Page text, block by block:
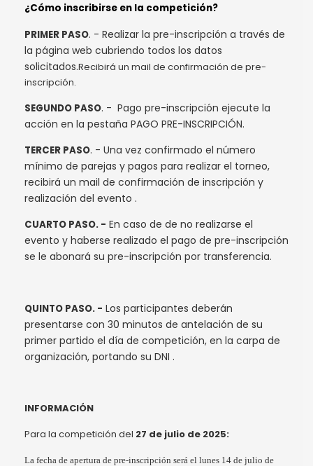
¿Cómo inscribirse en la competición?
PRIMER PASO. - Realizar la pre-inscripción a través de
la página web cubriendo todos los datos
solicitados.Recibirá un mail de confirmación de pre-
inscripción.
SEGUNDO PASO. - Pago pre-inscripción ejecute la
acción en la pestaña PAGO PRE-INSCRIPCIÓN.
TERCER PASO. - Una vez confirmado el número
mínimo de parejas y pagos para realizar el torneo,
recibirá un mail de confirmación de inscripción y
realización del evento .
CUARTO PASO. - En caso de de no realizarse el
evento y haberse realizado el pago de pre-inscripción
se le abonará su pre-inscripción por transferencia.
QUINTO PASO. - Los participantes deberán
presentarse con 30 minutos de antelación de su
primer partido el día de competición, en la carpa de
organización, portando su DNI .
INFORMACIÓN
Para la competición del 27 de julio de 2025:
La fecha de apertura de pre-inscripción será el lunes 14 de julio de